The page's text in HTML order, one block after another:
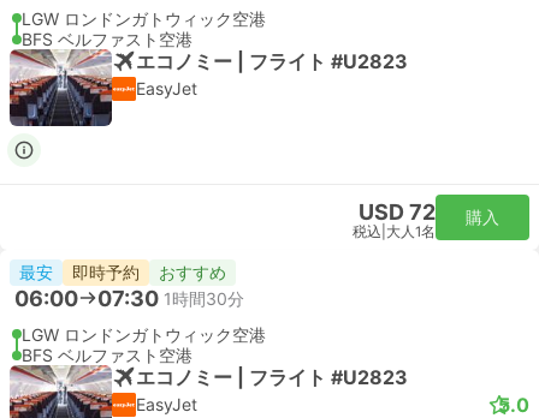
LGW ロンドンガトウィック空港
BFS ベルファスト空港
エコノミー | フライト #U2823
EasyJet
USD 72
税込 大人1名
購入
最安 即時予約 おすすめ
06:00 07:30 1時間30分
LGW ロンドンガトウィック空港
BFS ベルファスト空港
エコノミー | フライト #U2823
EasyJet 5.0